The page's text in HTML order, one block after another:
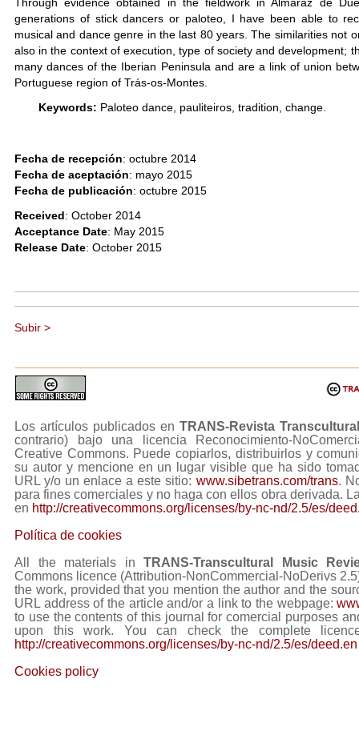
generations of stick dancers or paloteo, I have been able to
musical and dance genre in the last 80 years. The similarities not
also in the context of execution, type of society and development;
many dances of the Iberian Peninsula and are a link of union
Portuguese region of Trás-os-Montes.
Keywords: Paloteo dance, pauliteiros, tradition, change.
Fecha de recepción: octubre 2014
Fecha de aceptación: mayo 2015
Fecha de publicación: octubre 2015
Received: October 2014
Acceptance Date: May 2015
Release Date: October 2015
Subir >
Los artículos publicados enTRANS-Revista
contrario) bajo una licencia Reconocimiento-
Creative Commons. Puede copiarlos, distribuirlos y
su autor y mencione en un lugar visible que ha sido
URL y/o un enlace a este sitio: www.sibetrans.com/trans.
para fines comerciales y no haga con ellos obra derivada.
en http://creativecommons.org/licenses/by-nc-nd/2.5/es/
Política de cookies
All the materials inTRANS-Transcultural Music
Commons licence (Attribution-NonCommercial-NoDerivs
the work, provided that you mention the author and the
URL address of the article and/or a link to the webpage:
to use the contents of this journal for comercial purposes
upon this work. You can check the complete
http://creativecommons.org/licenses/by-nc-nd/2.5/es/deed.en
Cookies policy